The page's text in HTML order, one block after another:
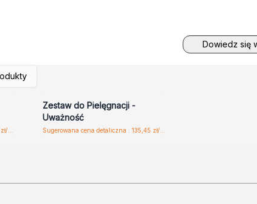
Dowiedz się
Zestaw do Pielęgnacji -
Uważność
Sugerowana cena detaliczna : 135,45 zł/szt.